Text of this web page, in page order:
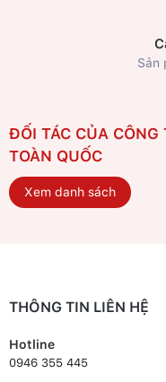
Sản
ĐỐI TÁC CỦA
TOÀN QUỐC
Xem danh sách
THÔNG TIN LIÊN HỆ
Hotline
0946 355 445